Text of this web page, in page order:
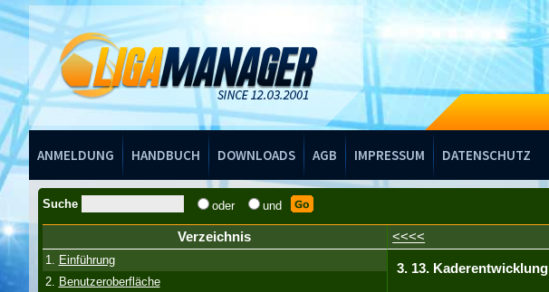
ANMELDUNG HANDBUCH DOWNLOADS AGB IMPRESSUM DATENSCHUTZ
Handbuch
Suche oder und
Verzeichnis
1. Einführung
2. Benutzeroberfläche
<<<<
3. 13. Kaderentwicklung